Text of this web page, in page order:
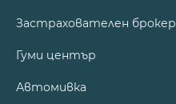
Застрахователен брокер
Гуми център
Автомивка